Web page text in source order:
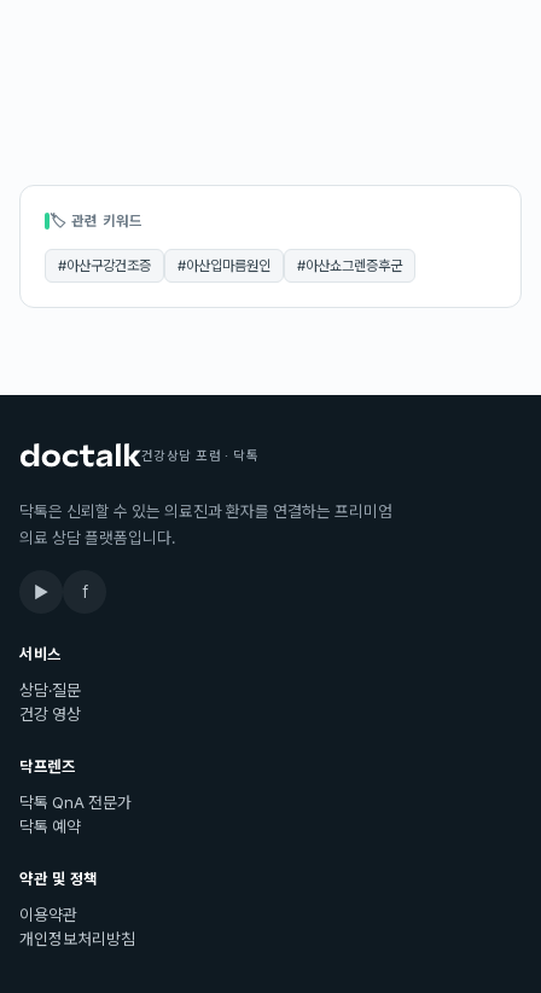
🏷 관련 키워드
#아산구강건조증 #아산입마름원인 #아산쇼그렌증후군
건강상담 포럼 · 닥톡
닥톡은 신뢰할 수 있는 의료진과 환자를 연결하는 프리미엄
의료 상담 플랫폼입니다.
▶ f
서비스
상담·질문
건강 영상
닥프렌즈
닥톡 QnA 전문가
닥톡 예약
약관 및 정책
이용약관
개인정보처리방침